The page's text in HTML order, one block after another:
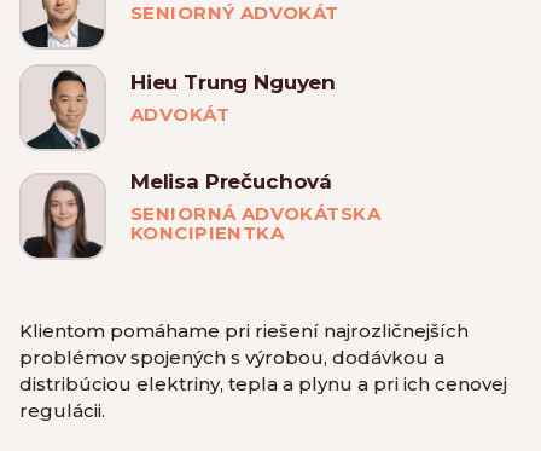
SENIORNÝ ADVOKÁT
Hieu Trung Nguyen
ADVOKÁT
Melisa Prečuchová
SENIORNÁ ADVOKÁTSKA
KONCIPIENTKA
Klientom pomáhame pri riešení najrozličnejších
problémov spojených s výrobou, dodávkou a
distribúciou elektriny, tepla a plynu a pri ich cenovej
regulácii.